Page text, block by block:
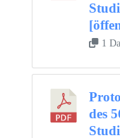
1
des